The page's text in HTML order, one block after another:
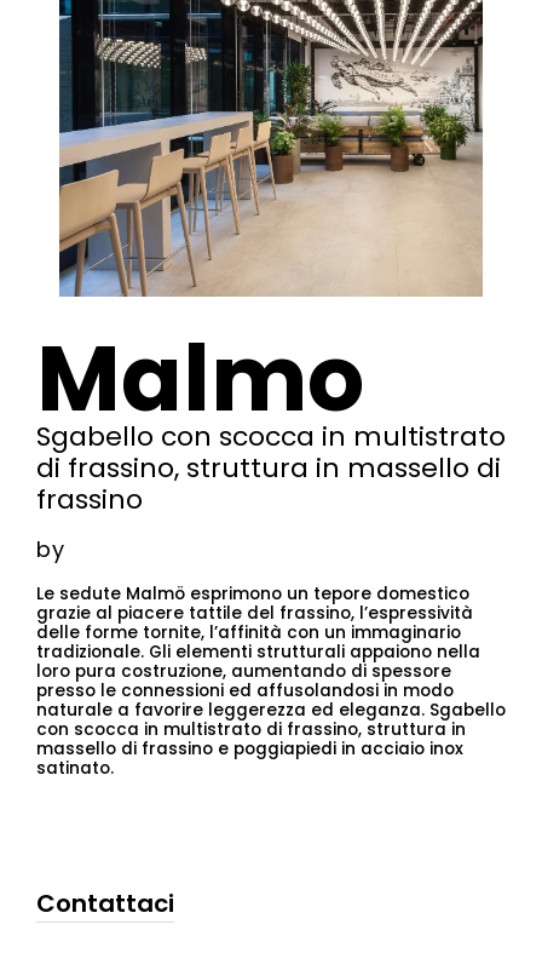
Malmo
Sgabello con scocca in multistrato
di frassino, struttura in massello di
frassino
by
Le sedute Malmö esprimono un tepore domestico
grazie al piacere tattile del frassino, l’espressività
delle forme tornite, l’affinità con un immaginario
tradizionale. Gli elementi strutturali appaiono nella
loro pura costruzione, aumentando di spessore
presso le connessioni ed affusolandosi in modo
naturale a favorire leggerezza ed eleganza. Sgabello
con scocca in multistrato di frassino, struttura in
massello di frassino e poggiapiedi in acciaio inox
satinato.
Contattaci